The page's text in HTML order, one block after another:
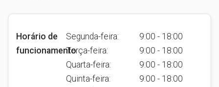
Horário de
funcionamento
Segunda-feira:
9:00 - 18:00
Terça-feira:
9:00 - 18:00
Quarta-feira:
9:00 - 18:00
Quinta-feira:
9:00 - 18:00